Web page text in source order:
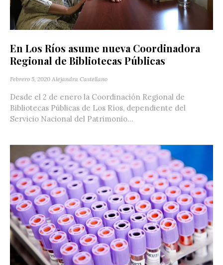
En Los Ríos asume nueva Coordinadora
Regional de Bibliotecas Públicas
Febrero 5, 2020 Alejandra Castellano
Desde el 2 de enero la Coordinación Regional de
Bibliotecas Públicas de Los Ríos, dependiente del
Servicio Nacional del Patrimonio...